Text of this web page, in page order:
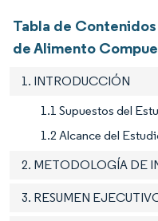
Tabla de
de Alimento
1. INTRODUCCIÓN
1.1 Supuestos del
1.2 Alcance del
2. METODOLOGÍA DE
3. RESUMEN